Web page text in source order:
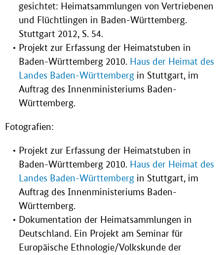
gesichtet: Heimatsammlungen von Vertriebenen
und Flüchtlingen in Baden-Württemberg.
Stuttgart 2012, S. 54.
Projekt zur Erfassung der Heimatstuben in
Baden-Württemberg 2010. Haus der Heimat des
Landes Baden-Württemberg in Stuttgart, im
Auftrag des Innenministeriums Baden-
Württemberg.
Fotografien:
Projekt zur Erfassung der Heimatstuben in
Baden-Württemberg 2010. Haus der Heimat des
Landes Baden-Württemberg in Stuttgart, im
Auftrag des Innenministeriums Baden-
Württemberg.
Dokumentation der Heimatsammlungen in
Deutschland. Ein Projekt am Seminar für
Europäische Ethnologie/Volkskunde der